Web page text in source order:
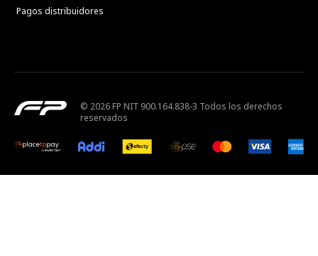
Pagos distribuidores
© 2026 FP NIT 900.164.838-3 Todos los derechos
reservados